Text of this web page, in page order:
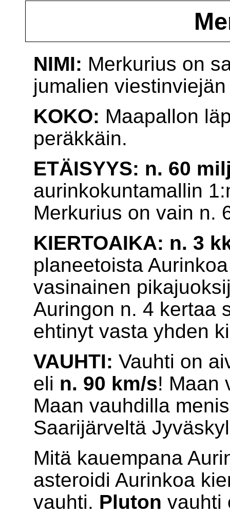
NIMI: Merkurius on
jumalien
KOKO: Maapallon
peräkkäin.
ETÄISYYS: n. 60
aurinkokuntamallin
Merkurius on vain n.
KIERTOAIKA: n. 3
planeetoista
vasinainen
Auringon n. 4 kertaa
ehtinyt vasta yhden
VAUHTI: Vauhti on
eli n. 90 km/s! Maan
Maan vauhdilla
Saarijärveltä
Mitä kauempana
asteroidi Aurinkoa
vauhti. Pluton vauhti